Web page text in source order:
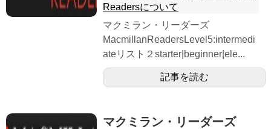
Readersについて
マクミラン・リーダーズ
MacmillanReadersLevel5:intermedi
ateリスト２starter|beginner|ele...
記事を読む
マクミラン・リーダーズ